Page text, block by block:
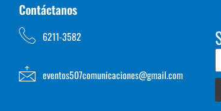
Contáctanos
6211-3582
eventos507comunicaciones@gmail.com